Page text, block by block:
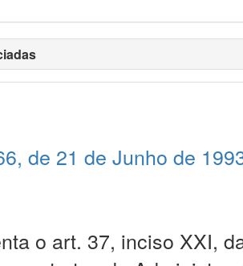
de 21 de Junho de
o art. 37, inciso XXI,